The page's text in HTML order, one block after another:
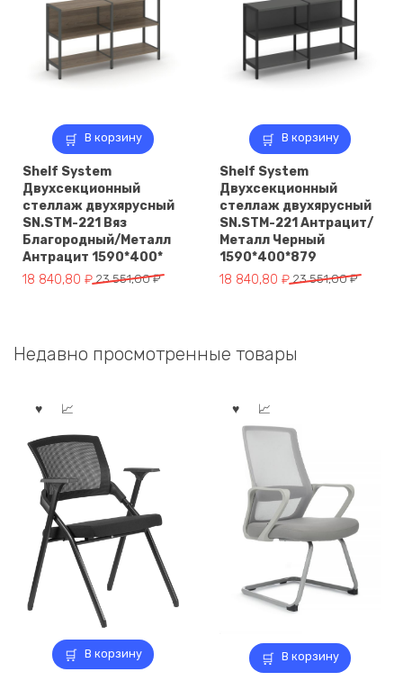
В корзину
Shelf System
Двухсекционный
стеллаж двухярусный
SN.STM-221 Вяз
Благородный/Металл
Антрацит 1590*400*
23 551,00₽
Первоначальная
551,00 ₽.
18 840,80 ₽
Текущая
В корзину
Shelf System
Двухсекционный
стеллаж двухярусный
SN.STM-221 Антрацит/
Металл Черный
1590*400*879
23 551,00₽
Первоначальная
551,00 ₽.
18 840,80 ₽
Текущая
Недавно просмотренные товары
В корзину В корзину